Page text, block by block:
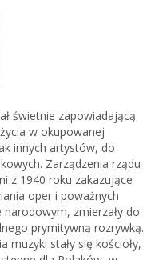
świetnie zapowiadającą
w okupowanej
innych artystów, do
Zarządzenia rządu
z 1940 roku zakazujące
oper i poważnych
zmierzały do
prymitywną rozrywką.
muzyki stały się kościoły,